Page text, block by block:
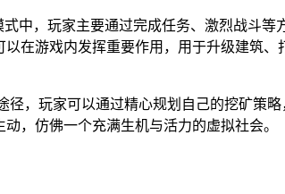
中，玩家主要通过完成任务、激烈战斗
在游戏内发挥重要作用，用于升级建筑
，玩家可以通过精心规划自己的挖矿策
，仿佛一个充满生机与活力的虚拟社会。